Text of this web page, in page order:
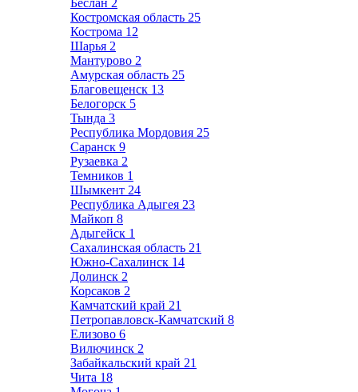
Беслан 2
Костромская область 25
Кострома 12
Шарья 2
Мантурово 2
Амурская область 25
Благовещенск 13
Белогорск 5
Тында 3
Республика Мордовия 25
Саранск 9
Рузаевка 2
Темников 1
Шымкент 24
Республика Адыгея 23
Майкоп 8
Адыгейск 1
Сахалинская область 21
Южно-Сахалинск 14
Долинск 2
Корсаков 2
Камчатский край 21
Петропавловск-Камчатский 8
Елизово 6
Вилючинск 2
Забайкальский край 21
Чита 18